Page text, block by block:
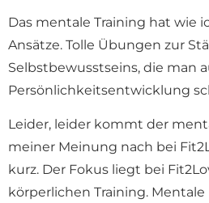
Das mentale Training hat wie
Ansätze. Tolle Übungen zur
Selbstbewusstseins, die man
Persönlichkeitsentwicklung
Leider, leider kommt der
meiner Meinung nach bei
kurz. Der Fokus liegt bei
körperlichen Training.